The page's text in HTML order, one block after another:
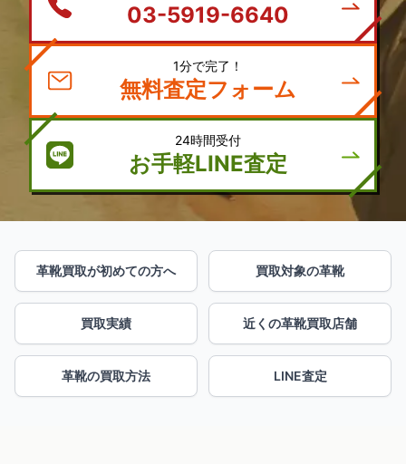
03-5919-6640
1分で完了！
無料査定フォーム
24時間受付
お手軽LINE査定
革靴買取が初めての方へ 買取対象の革靴
買取実績 近くの革靴買取店舗
革靴の買取方法 LINE査定